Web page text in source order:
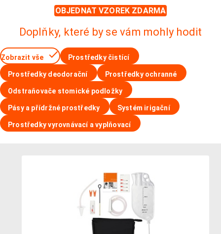
OBJEDNAT VZOREK ZDARMA
Doplňky, které by se vám mohly hodit
Zobrazit vše Prostředky čistící
Prostředky deodorační Prostředky ochranné
Odstraňovače stomické podložky
Pásy a přídržné prostředky Systém irigační
Prostředky vyrovnávací a vyplňovací